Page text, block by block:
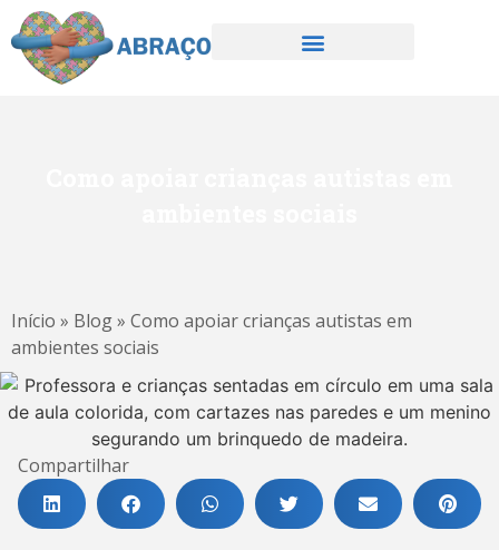
Início » Blog» Como apoiar crianças autistas em
ambientes sociais
Compartilhar